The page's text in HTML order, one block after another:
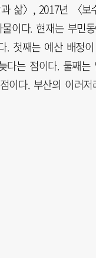
삶〉, 2017년 〈
이다. 현재는 부민
. 첫째는 예산 배정
는 점이다. 둘째는
이다. 부산의 이러